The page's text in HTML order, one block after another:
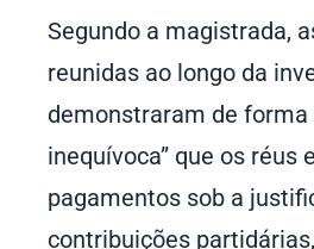
Segundo a magistrada,
reunidas ao longo da
demonstraram de forma
inequívoca” que os réus
pagamentos sob a
contribuições